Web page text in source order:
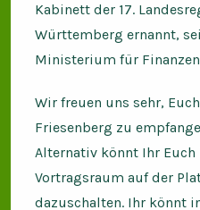
Kabinett der 17.
Württemberg ernannt,
Ministerium für
Wir freuen uns sehr,
Friesenberg zu
Alternativ könnt Ihr
Vortragsraum auf der
dazuschalten. Ihr könnt